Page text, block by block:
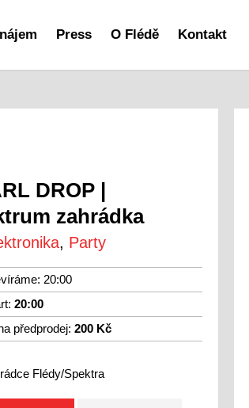
Press O Flédě Kontakt
DROP |
zahrádka
, Party
20:00
20:00
předprodej: 200 Kč
Flédy/Spektra